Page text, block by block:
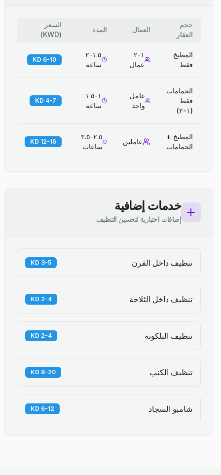
حجم
العقار
العمال المدة
السعر
(
KWD
)
المطبخ
فقط
١-٢
عمال
١.٥-٢
ساعة
6-10 KD
الحمامات
فقط
(١-٢)
عامل
واحد
١-١.٥
ساعة
4-7 KD
المطبخ +
الحمامات
عاملين
٢.٥-٣.٥
ساعات
12-16 KD
خدمات إضافية
إضافات اختيارية لتحسين التنظيف
تنظيف داخل الفرن 3-5 KD
تنظيف داخل الثلاجة 2-4 KD
تنظيف البلكونة 2-4 KD
تنظيف الكنب 8-20 KD
شامبو السجاد 6-12 KD